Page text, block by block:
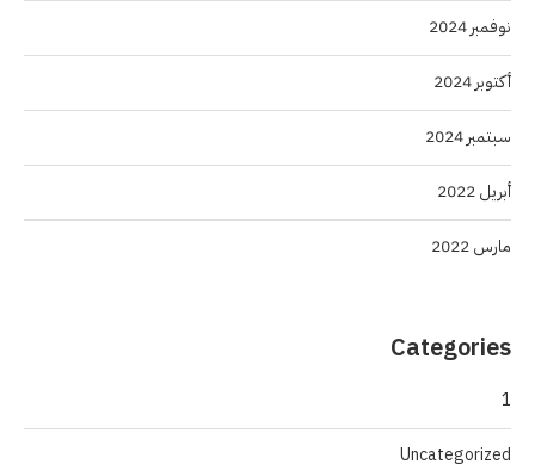
نوفمبر 2024
أكتوبر 2024
سبتمبر 2024
أبريل 2022
مارس 2022
Categories
1
Uncategorized